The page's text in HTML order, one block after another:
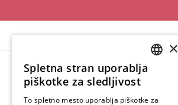
SLOVENIAN
×
Spletna stran uporablja
piškotke za sledljivost
To spletno mesto uporablja piškotke za